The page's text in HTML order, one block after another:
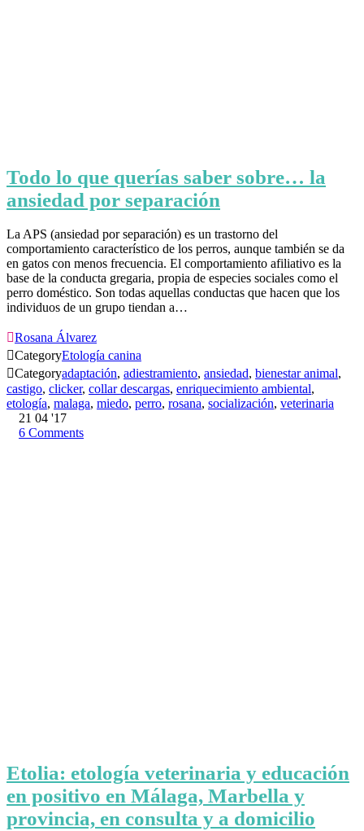
Todo lo que querías saber sobre… la
ansiedad por separación
La APS (ansiedad por separación) es un trastorno del
comportamiento característico de los perros, aunque también se da
en gatos con menos frecuencia. El comportamiento afiliativo es la
base de la conducta gregaria, propia de especies sociales como el
perro doméstico. Son todas aquellas conductas que hacen que los
individuos de un grupo tiendan a…
Rosana Álvarez
CategoryEtología canina
Categoryadaptación, adiestramiento, ansiedad, bienestar animal,
castigo, clicker, collar descargas, enriquecimiento ambiental,
etología, malaga, miedo, perro, rosana, socialización, veterinaria
21 04 '17
6 Comments
Etolia: etología veterinaria y educación
en positivo en Málaga, Marbella y
provincia, en consulta y a domicilio